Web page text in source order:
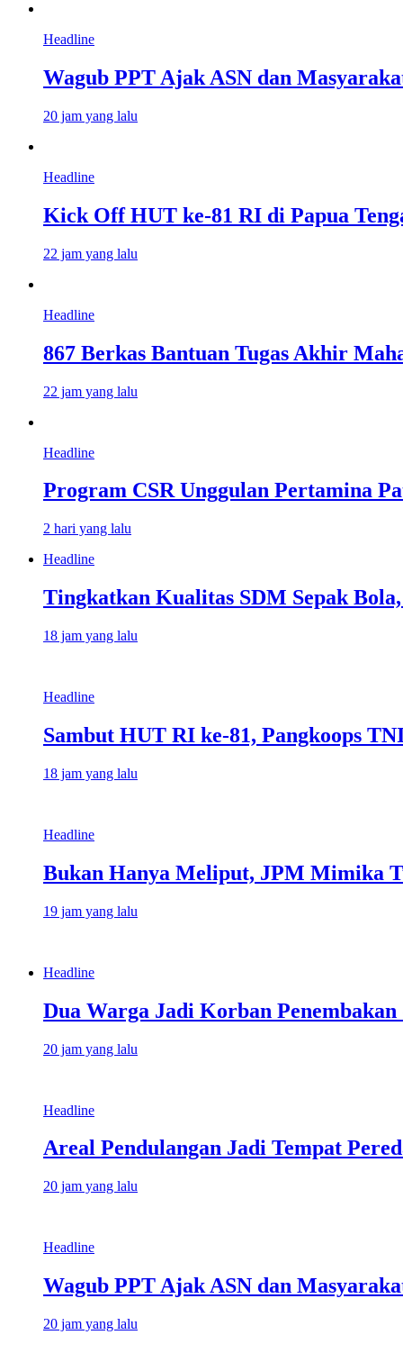
Headline
Wagub PPT Ajak ASN dan
20 jam yang lalu
Headline
Kick Off HUT ke-81 RI di Papua
22 jam yang lalu
Headline
867 Berkas Bantuan Tugas Akhir
22 jam yang lalu
Headline
Program CSR Unggulan Pertamina
2 hari yang lalu
Headline
Tingkatkan Kualitas SDM Sepak
18 jam yang lalu
Headline
Sambut HUT RI ke-81, Pangkoops
18 jam yang lalu
Headline
Bukan Hanya Meliput, JPM Mimika
19 jam yang lalu
Headline
Dua Warga Jadi Korban
20 jam yang lalu
Headline
Areal Pendulangan Jadi Tempat
20 jam yang lalu
Headline
Wagub PPT Ajak ASN dan
20 jam yang lalu